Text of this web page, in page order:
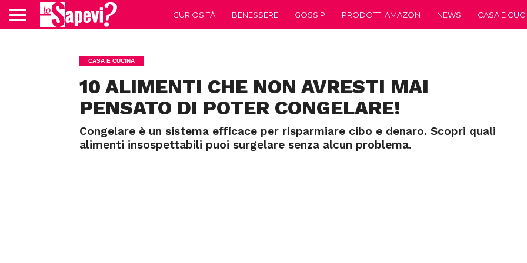
CURIOSITÀ BENESSERE GOSSIP PRODOTTI AMAZON NEWS CASA E
CASA E CUCINA
10 ALIMENTI CHE NON AVRESTI MAI
PENSATO DI POTER CONGELARE!
Congelare è un sistema efficace per risparmiare cibo e denaro. Scopri quali
alimenti insospettabili puoi surgelare senza alcun problema.